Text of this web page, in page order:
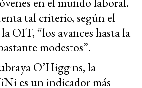
tal criterio, según el
OIT, “los avances hasta la
modestos”.
O’Higgins, la
es un indicador más